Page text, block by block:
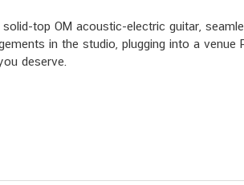
top OM acoustic-electric guitar,
in the studio, plugging into a
deserve.